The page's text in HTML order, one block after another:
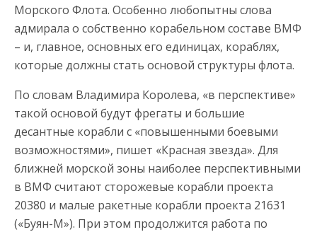
Морского Флота. Особенно любопытны слова
адмирала о собственно корабельном составе ВМФ
– и, главное, основных его единицах, кораблях,
которые должны стать основой структуры флота.
По словам Владимира Королева, «в перспективе»
такой основой будут фрегаты и большие
десантные корабли с «повышенными боевыми
возможностями», пишет «Красная звезда». Для
ближней морской зоны наиболее перспективными
в ВМФ считают сторожевые корабли проекта
20380 и малые ракетные корабли проекта 21631
(«Буян-М»). При этом продолжится работа по